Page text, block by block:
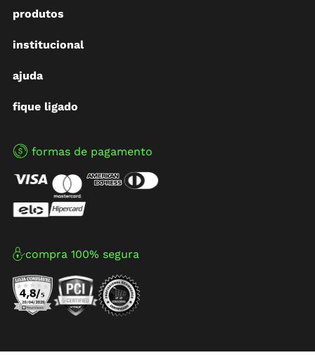
produtos
institucional
ajuda
fique ligado
formas de pagamento
compra 100% segura